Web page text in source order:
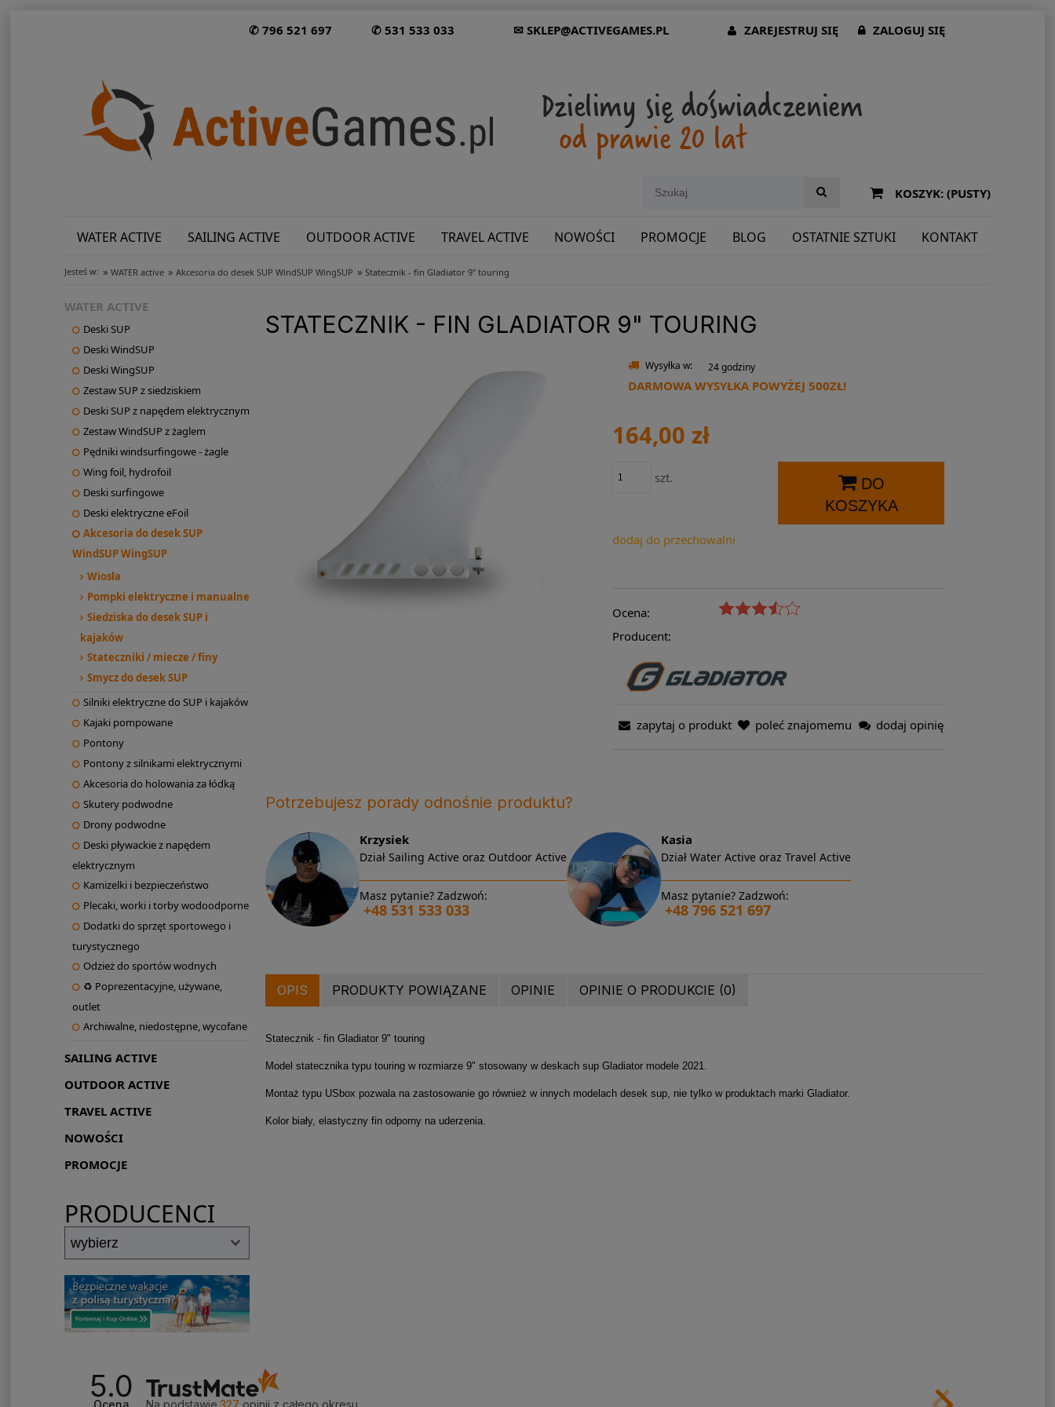
✆ 796 521 697 ✆ 531 533 033 ✉ SKLEP@ACTIVEGAMES.PL ZAREJESTRUJ SIĘ ZALOGUJ SIĘ
KOSZYK: (PUSTY)
WATER ACTIVE SAILING ACTIVE OUTDOOR ACTIVE TRAVEL ACTIVE NOWOŚCI PROMOCJE BLOG OSTATNIE SZTUKI KONTAKT
SHOWROOM: ODWIEDŹ NAS NA ŚLĄSKU!
Jesteś w: » WATER active » Akcesoria do desek SUP WindSUP WingSUP » Statecznik - fin Gladiator 9" touring
WATER ACTIVE
Deski SUP
Deski WindSUP
Deski WingSUP
Zestaw SUP z siedziskiem
Deski SUP z napędem elektrycznym
Zestaw WindSUP z żaglem
Pędniki windsurfingowe - żagle
Wing foil, hydrofoil
Deski surfingowe
Deski elektryczne eFoil
Akcesoria do desek SUP
WindSUP WingSUP
Wiosła
Pompki elektryczne i manualne
Siedziska do desek SUP i
kajaków
Stateczniki / miecze / finy
Smycz do desek SUP
Silniki elektryczne do SUP i kajaków
Kajaki pompowane
Pontony
Pontony z silnikami elektrycznymi
Akcesoria do holowania za łódką
Skutery podwodne
Drony podwodne
Deski pływackie z napędem
elektrycznym
Kamizelki i bezpieczeństwo
Plecaki, worki i torby wodoodporne
Dodatki do sprzęt sportowego i
turystycznego
Odzież do sportów wodnych
♻ Poprezentacyjne, używane,
outlet
Archiwalne, niedostępne, wycofane
SAILING ACTIVE
OUTDOOR ACTIVE
TRAVEL ACTIVE
NOWOŚCI
PROMOCJE
PRODUCENCI
STATECZNIK - FIN GLADIATOR 9" TOURING
Wysyłka w: 24 godziny
DARMOWA WYSYŁKA POWYŻEJ 500ZŁ!
164,00 zł
szt.
DO
KOSZYKA
dodaj do przechowalni
Ocena:
Producent:
zapytaj o produkt poleć znajomemu dodaj opinię
Potrzebujesz porady odnośnie produktu?
Krzysiek
Dział Sailing Active oraz Outdoor Active
Masz pytanie? Zadzwoń:
+48 531 533 033
Kasia
Dział Water Active oraz Travel Active
Masz pytanie? Zadzwoń:
+48 796 521 697
OPIS PRODUKTY POWIĄZANE OPINIE OPINIE O PRODUKCIE (0)
Statecznik - fin Gladiator 9" touring
Model statecznika typu touring w rozmiarze 9" stosowany w deskach sup Gladiator modele 2021.
Montaż typu USbox pozwala na zastosowanie go również w innych modelach desek sup, nie tylko w produktach marki Gladiator.
Kolor biały, elastyczny fin odporny na uderzenia.
5.0